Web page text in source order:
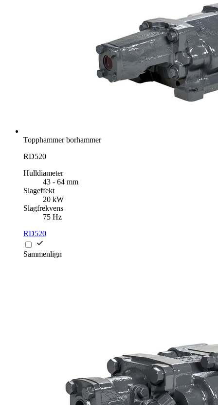
Topphammer borhammer
RD520
Hulldiameter
43 - 64 mm
Slageffekt
20 kW
Slagfrekvens
75 Hz
RD520
Sammenlign